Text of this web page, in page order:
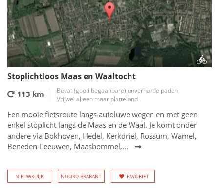
Stoplichtloos Maas en Waaltocht
113 km
Bevat (goed begaanbare) onverharde paden
Vrijwel alleen maar platteland
Een mooie fietsroute langs autoluwe wegen en met geen
enkel stoplicht langs de Maas en de Waal. Je komt onder
andere via Bokhoven, Hedel, Kerkdriel, Rossum, Wamel,
Beneden-Leeuwen, Maasbommel,...
NIEUWKUIJK NOORD-BRABANT FAVORIET